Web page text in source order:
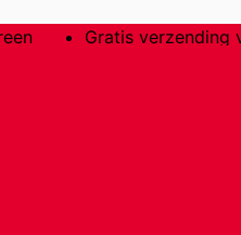
Gratis verzending